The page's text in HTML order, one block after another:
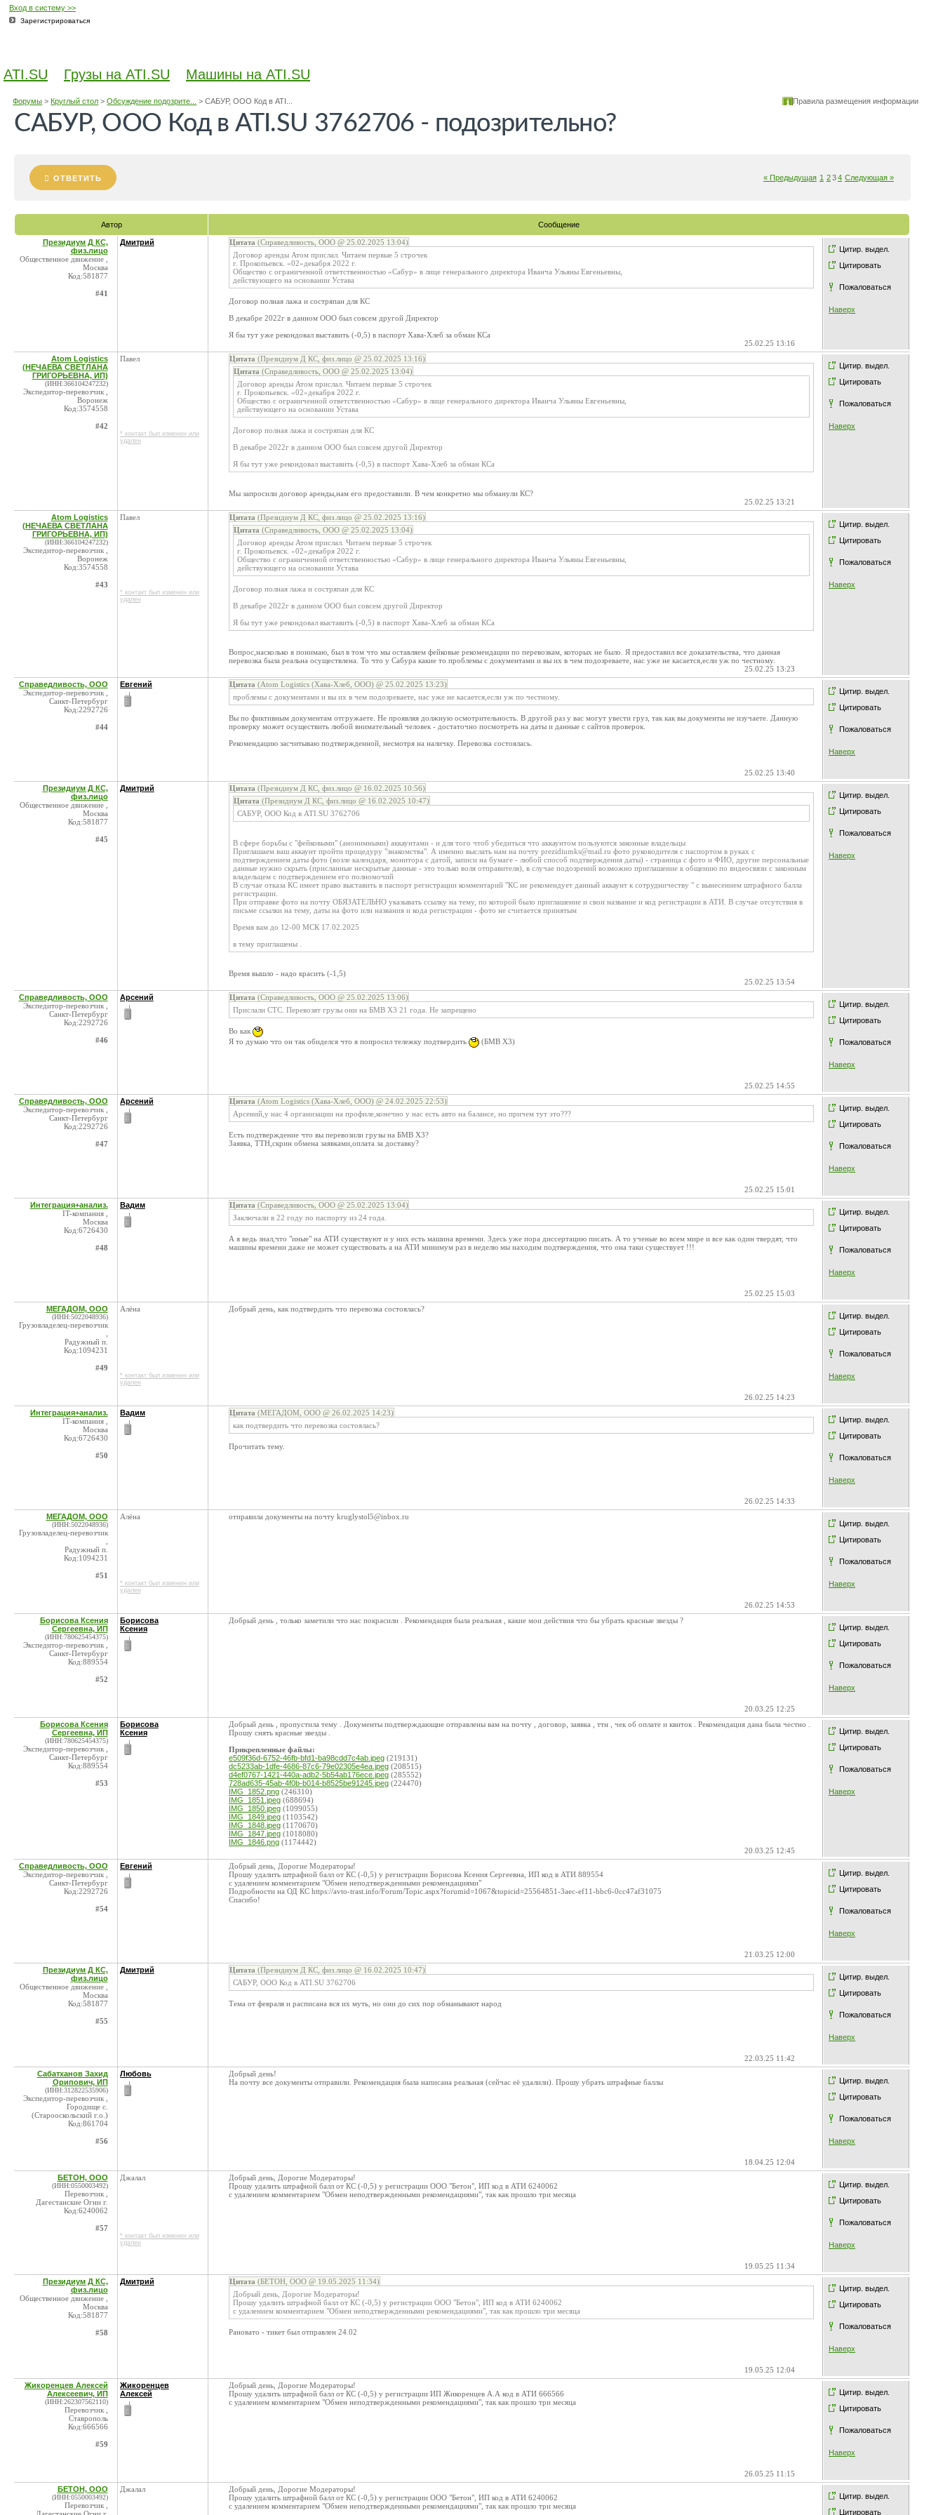
Вход в систему >>
Зарегистрироваться
ATI.SU Грузы на ATI.SU Машины на ATI.SU
Форумы >Круглый стол >Обсуждение подозрите... >САБУР, ООО Код в ATI... Правила размещения информации
САБУР, ООО Код в ATI.SU 3762706 - подозрительно?
ОТВЕТИТЬ « Предыдущая 1 234 Следующая »
Автор Сообщение
Цитир. выдел.
Цитировать
Пожаловаться
Наверх
Президиум Д КС,
физ.лицо
Общественное движение ,
Москва
Код:581877
#41
Дмитрий Цитата (Справедливость, ООО @ 25.02.2025 13:04)
Договор аренды Атом прислал. Читаем первые 5 строчек
г. Прокопьевск. «02»декабря 2022 г.
Общество с ограниченной ответственностью «Сабур» в лице генерального директора Иванча Ульяны Евгеньевны,
действующего на основании Устава
Договор полная лажа и состряпан для КС
В декабре 2022г в данном ООО был совсем другой Директор
Я бы тут уже рекондовал выставить (-0,5) в паспорт Хава-Хлеб за обман КСа
25.02.25 13:16
Цитир. выдел.
Цитировать
Пожаловаться
Наверх
Atom Logistics
(НЕЧАЕВА СВЕТЛАНА
ГРИГОРЬЕВНА, ИП)
(ИНН:366104247232)
Экспедитор-перевозчик ,
Воронеж
Код:3574558
#42
Павел
* контакт был изменен или
удален
Цитата (Президиум Д КС, физ.лицо @ 25.02.2025 13:16)
Цитата (Справедливость, ООО @ 25.02.2025 13:04)
Договор аренды Атом прислал. Читаем первые 5 строчек
г. Прокопьевск. «02»декабря 2022 г.
Общество с ограниченной ответственностью «Сабур» в лице генерального директора Иванча Ульяны Евгеньевны,
действующего на основании Устава
Договор полная лажа и состряпан для КС
В декабре 2022г в данном ООО был совсем другой Директор
Я бы тут уже рекондовал выставить (-0,5) в паспорт Хава-Хлеб за обман КСа
Мы запросили договор аренды,нам его предоставили. В чем конкретно мы обманули КС?
25.02.25 13:21
Цитир. выдел.
Цитировать
Пожаловаться
Наверх
Atom Logistics
(НЕЧАЕВА СВЕТЛАНА
ГРИГОРЬЕВНА, ИП)
(ИНН:366104247232)
Экспедитор-перевозчик ,
Воронеж
Код:3574558
#43
Павел
* контакт был изменен или
удален
Цитата (Президиум Д КС, физ.лицо @ 25.02.2025 13:16)
Цитата (Справедливость, ООО @ 25.02.2025 13:04)
Договор аренды Атом прислал. Читаем первые 5 строчек
г. Прокопьевск. «02»декабря 2022 г.
Общество с ограниченной ответственностью «Сабур» в лице генерального директора Иванча Ульяны Евгеньевны,
действующего на основании Устава
Договор полная лажа и состряпан для КС
В декабре 2022г в данном ООО был совсем другой Директор
Я бы тут уже рекондовал выставить (-0,5) в паспорт Хава-Хлеб за обман КСа
Вопрос,насколько я понимаю, был в том что мы оставляем фейковые рекомендации по перевозкам, которых не было. Я предоставил все доказательства, что данная
перевозка была реальна осуществлена. То что у Сабура какие то проблемы с документами и вы их в чем подозреваете, нас уже не касается,если уж по честному.
25.02.25 13:23
Цитир. выдел.
Цитировать
Пожаловаться
Наверх
Справедливость, ООО
Экспедитор-перевозчик ,
Санкт-Петербург
Код:2292726
#44
Евгений Цитата (Atom Logistics (Хава-Хлеб, ООО) @ 25.02.2025 13:23)
проблемы с документами и вы их в чем подозреваете, нас уже не касается,если уж по честному.
Вы по фиктивным документам отгружаете. Не проявляя должную осмотрительность. В другой раз у вас могут увести груз, так как вы документы не изучаете. Данную
проверку может осуществить любой внимательный человек - достаточно посмотреть на даты и данные с сайтов проверок.
Рекомендацию засчитываю подтвержденной, несмотря на наличку. Перевозка состоялась.
25.02.25 13:40
Цитир. выдел.
Цитировать
Пожаловаться
Наверх
Президиум Д КС,
физ.лицо
Общественное движение ,
Москва
Код:581877
#45
Дмитрий Цитата (Президиум Д КС, физ.лицо @ 16.02.2025 10:56)
Цитата (Президиум Д КС, физ.лицо @ 16.02.2025 10:47)
САБУР, ООО Код в ATI.SU 3762706
В сфере борьбы с "фейковыми" (анонимными) аккаунтами - и для того чтоб убедиться что аккаунтом пользуются законные владельцы
Приглашаем ваш аккаунт пройти процедуру "знакомства". А именно выслать нам на почту prezidiumks@mail.ru фото руководителя с паспортом в руках с
подтверждением даты фото (возле календаря, монитора с датой, записи на бумаге - любой способ подтверждения даты) - страница с фото и ФИО, другие персональные
данные нужно скрыть (присланные нескрытые данные - это только воля отправителя), в случае подозрений возможно приглашение к общению по видеосвязи с законным
владельцем с подтверждением его полномочий
В случае отказа КС имеет право выставить в паспорт регистрации комментарий "КС не рекомендует данный аккаунт к сотрудничеству " с вынесением штрафного балла
регистрации.
При отправке фото на почту ОБЯЗАТЕЛЬНО указывать ссылку на тему, по которой было приглашение и свои название и код регистрации в АТИ. В случае отсутствия в
письме ссылки на тему, даты на фото или названия и кода регистрации - фото не считается принятым
Время вам до 12-00 МСК 17.02.2025
в тему приглашены .
Время вышло - надо красить (-1,5)
25.02.25 13:54
Цитир. выдел.
Цитировать
Пожаловаться
Наверх
Справедливость, ООО
Экспедитор-перевозчик ,
Санкт-Петербург
Код:2292726
#46
Арсений Цитата (Справедливость, ООО @ 25.02.2025 13:06)
Прислали СТС. Перевозят грузы они на БМВ Х3 21 года. Не запрещено
Во как
Я то думаю что он так обиделся что я попросил тележку подтвердить
(БМВ Х3)
25.02.25 14:55
Цитир. выдел.
Цитировать
Пожаловаться
Наверх
Справедливость, ООО
Экспедитор-перевозчик ,
Санкт-Петербург
Код:2292726
#47
Арсений Цитата (Atom Logistics (Хава-Хлеб, ООО) @ 24.02.2025 22:53)
Арсений,у нас 4 организации на профиле,конечно у нас есть авто на балансе, но причем тут это???
Есть подтверждение что вы перевозили грузы на БМВ Х3?
Заявка, ТТН,скрин обмена заявками,оплата за доставку?
25.02.25 15:01
Цитир. выдел.
Цитировать
Пожаловаться
Наверх
Интеграция+анализ.
IT-компания ,
Москва
Код:6726430
#48
Вадим Цитата (Справедливость, ООО @ 25.02.2025 13:04)
Заключали в 22 году по паспорту из 24 года.
А я ведь знал,что "иные" на АТИ существуют и у них есть машина времени. Здесь уже пора диссертацию писать. А то ученые во всем мире и все как один твердят, что
машины времени даже не может существовать а на АТИ минимум раз в неделю мы находим подтверждения, что она таки существует !!!
25.02.25 15:03
Цитир. выдел.
Цитировать
Пожаловаться
Наверх
МЕГАДОМ, ООО
(ИНН:5022048936)
Грузовладелец-перевозчик
Радужный п.
Код:1094231
#49
Алёна
* контакт был изменен или
удален
Добрый день, как подтвердить что перевозка состоялась?
26.02.25 14:23
Цитир. выдел.
Цитировать
Пожаловаться
Наверх
Интеграция+анализ.
IT-компания ,
Москва
Код:6726430
#50
Вадим Цитата (МЕГАДОМ, ООО @ 26.02.2025 14:23)
как подтвердить что перевозка состоялась?
Прочитать тему.
26.02.25 14:33
Цитир. выдел.
Цитировать
Пожаловаться
Наверх
МЕГАДОМ, ООО
(ИНН:5022048936)
Грузовладелец-перевозчик
Радужный п.
Код:1094231
#51
Алёна
* контакт был изменен или
удален
отправила документы на почту kruglystol5@inbox.ru
26.02.25 14:53
Цитир. выдел.
Цитировать
Пожаловаться
Наверх
Борисова Ксения
Сергеевна, ИП
(ИНН:780625454375)
Экспедитор-перевозчик ,
Санкт-Петербург
Код:889554
#52
Борисова
Ксения
Добрый день , только заметили что нас покрасили . Рекомендация была реальная , какие мои действия что бы убрать красные звезды ?
20.03.25 12:25
Цитир. выдел.
Цитировать
Пожаловаться
Наверх
Борисова Ксения
Сергеевна, ИП
(ИНН:780625454375)
Экспедитор-перевозчик ,
Санкт-Петербург
Код:889554
#53
Борисова
Ксения
Добрый день , пропустила тему . Документы подтверждающие отправлены вам на почту , договор, заявка , ттн , чек об оплате и квиток . Рекомендация дана была честно .
Прошу снять красные звезды .
Прикрепленные файлы:
e509f36d-6752-46fb-bfd1-ba98cdd7c4ab.jpeg (219131)
dc5233ab-1dfe-4686-87c6-79e02305e4ea.jpeg (208515)
d4ef0767-1421-440a-adb2-5b54ab176ece.jpeg (285552)
728ad635-45ab-4f0b-b014-b8525be91245.jpeg (224470)
IMG_1852.png (246310)
IMG_1851.jpeg (688694)
IMG_1850.jpeg (1099055)
IMG_1849.jpeg (1103542)
IMG_1848.jpeg (1170670)
IMG_1847.jpeg (1018080)
IMG_1846.png (1174442)
20.03.25 12:45
Цитир. выдел.
Цитировать
Пожаловаться
Наверх
Справедливость, ООО
Экспедитор-перевозчик ,
Санкт-Петербург
Код:2292726
#54
Евгений
Добрый день, Дорогие Модераторы!
Прошу удалить штрафной балл от КС (-0,5) у регистрации Борисова Ксения Сергеевна, ИП код в АТИ 889554
с удалением комментарием "Обмен неподтвержденными рекомендациями"
Подробности на ОД КС https://avto-trast.info/Forum/Topic.aspx?forumid=1067&topicid=25564851-3aec-ef11-bbc6-0cc47af31075
Спасибо!
21.03.25 12:00
Цитир. выдел.
Цитировать
Пожаловаться
Наверх
Президиум Д КС,
физ.лицо
Общественное движение ,
Москва
Код:581877
#55
Дмитрий Цитата (Президиум Д КС, физ.лицо @ 16.02.2025 10:47)
САБУР, ООО Код в ATI.SU 3762706
Тема от февраля и расписана вся их муть, но они до сих пор обманывают народ
22.03.25 11:42
Цитир. выдел.
Цитировать
Пожаловаться
Наверх
Сабатханов Захид
Орипович, ИП
(ИНН:312822535906)
Экспедитор-перевозчик ,
Городище с.
(Старооскольский г.о.)
Код:861704
#56
Любовь
Добрый день!
На почту все документы отправили. Рекомендация была написана реальная (сейчас её удалили). Прошу убрать штрафные баллы
18.04.25 12:04
Цитир. выдел.
Цитировать
Пожаловаться
Наверх
БЕТОН, ООО
(ИНН:0550003492)
Перевозчик ,
Дагестанские Огни г.
Код:6240062
#57
Джалал
* контакт был изменен или
удален
Добрый день, Дорогие Модераторы!
Прошу удалить штрафной балл от КС (-0,5) у регистрации ООО "Бетон", ИП код в АТИ 6240062
с удалением комментарием "Обмен неподтвержденными рекомендациями", так как прошло три месяца
19.05.25 11:34
Цитир. выдел.
Цитировать
Пожаловаться
Наверх
Президиум Д КС,
физ.лицо
Общественное движение ,
Москва
Код:581877
#58
Дмитрий Цитата (БЕТОН, ООО @ 19.05.2025 11:34)
Добрый день, Дорогие Модераторы!
Прошу удалить штрафной балл от КС (-0,5) у регистрации ООО "Бетон", ИП код в АТИ 6240062
с удалением комментарием "Обмен неподтвержденными рекомендациями", так как прошло три месяца
Рановато - тикет был отправлен 24.02
19.05.25 12:04
Цитир. выдел.
Цитировать
Пожаловаться
Наверх
Жикоренцев Алексей
Алексеевич, ИП
(ИНН:262307562110)
Перевозчик ,
Ставрополь
Код:666566
#59
Жикоренцев
Алексей
Добрый день, Дорогие Модераторы!
Прошу удалить штрафной балл от КС (-0,5) у регистрации ИП Жикоренцев А.А код в АТИ 666566
с удалением комментарием "Обмен неподтвержденными рекомендациями", так как прошло три месяца
26.05.25 11:15
Цитир. выдел.
Цитировать
БЕТОН, ООО
(ИНН:0550003492)
Перевозчик ,
Джалал
Добрый день, Дорогие Модераторы!
Прошу удалить штрафной балл от КС (-0,5) у регистрации ООО "Бетон", ИП код в АТИ 6240062
с удалением комментарием "Обмен неподтвержденными рекомендациями", так как прошло три месяца